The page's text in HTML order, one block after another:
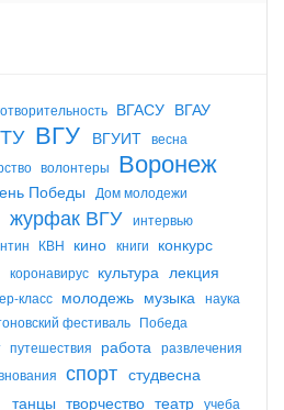
ВГАСУ ВГАУ
ВГУ ВГУИТ весна
волонтеры Воронеж
Победы
Дом молодежи
журфак ВГУ интервью
КВН кино книги конкурс
коронавирус культура лекция
класс молодежь музыка наука
фестиваль Победа
путешествия работа развлечения
спорт студвесна
танцы творчество театр учеба